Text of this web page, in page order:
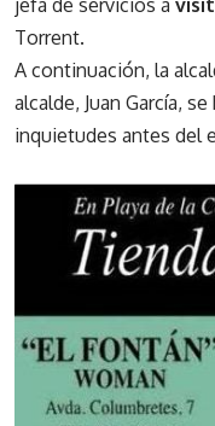
Torrent.
A continuación, la
alcalde, Juan García, se
inquietudes antes del